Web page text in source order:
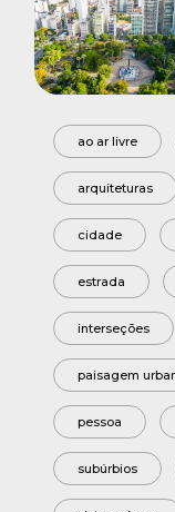
ao ar livre
arquiteturas
cidade
estrada
interseções
paisagem
pessoa
subúrbios